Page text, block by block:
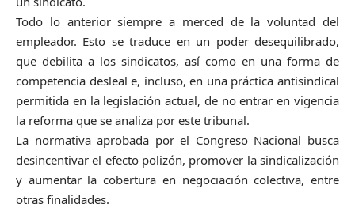
Todo lo anterior siempre a merced de la voluntad del
empleador. Esto se traduce en un poder desequilibrado,
que debilita a los sindicatos, así como en una forma de
competencia desleal e, incluso, en una práctica antisindical
permitida en la legislación actual, de no entrar en vigencia
la reforma que se analiza por este tribunal.
La normativa aprobada por el Congreso Nacional busca
desincentivar el efecto polizón, promover la sindicalización
y aumentar la cobertura en negociación colectiva, entre
otras finalidades.